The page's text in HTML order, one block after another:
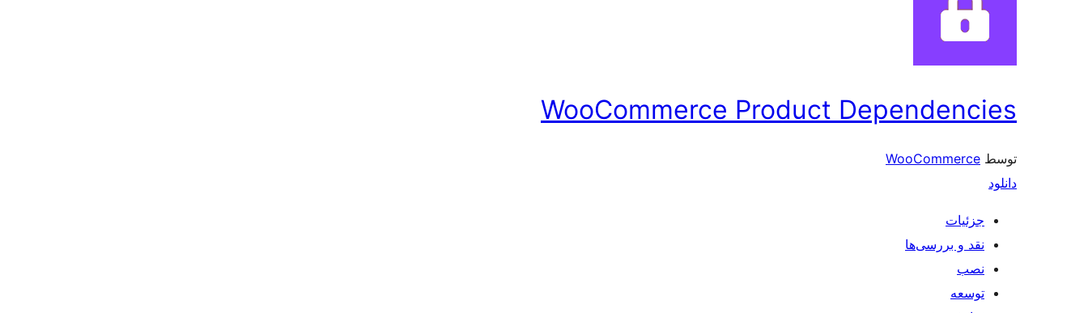
WooCommerce Product Dependencies
توسط WooCommerce
دانلود
جزئیات
نقد و بررسی‌ها
نصب
توسعه